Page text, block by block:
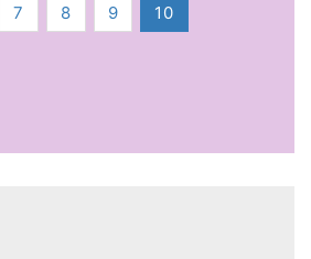
7 8 9 10